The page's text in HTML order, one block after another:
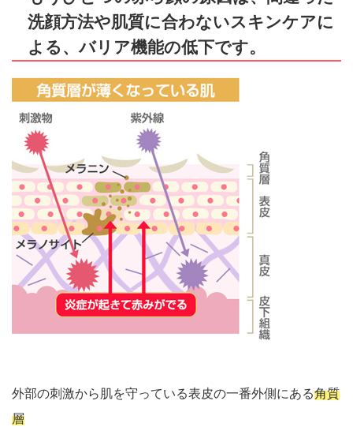
洗顔方法や肌質に合わないスキンケアに
よる、バリア機能の低下です。
外部の刺激から肌を守っている表皮の一番外側にある角質
層